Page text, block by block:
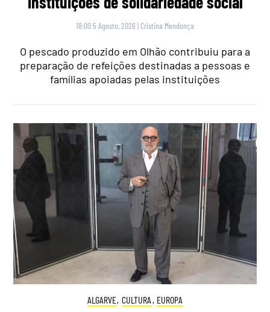
18:00 5 Agosto, 2026 | Cristina Mendonça
O pescado produzido em Olhão contribuiu para a
preparação de refeições destinadas a pessoas e
famílias apoiadas pelas instituições
ALGARVE, CULTURA , EUROPA